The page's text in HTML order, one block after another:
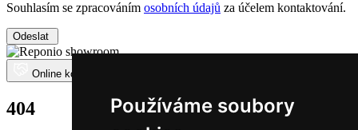
Používáme soubory
Souhlasím se zpracováním osobních údajů za účelem kontaktování.
Odeslat
Online konzultace zdarma
404